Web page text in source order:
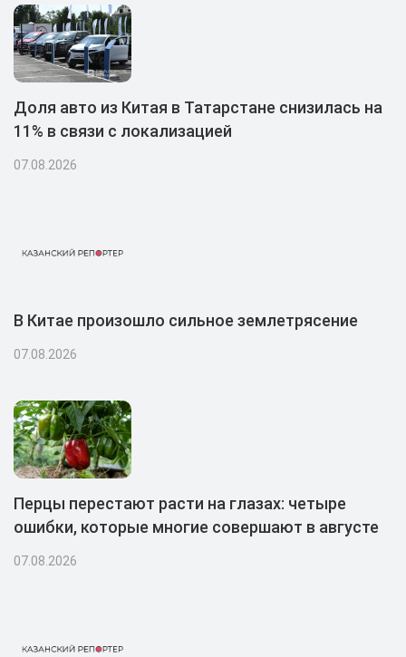
Доля авто из Китая в Татарстане снизилась на
11% в связи с локализацией
07.08.2026
В Китае произошло сильное землетрясение
07.08.2026
Перцы перестают расти на глазах: четыре
ошибки, которые многие совершают в августе
07.08.2026